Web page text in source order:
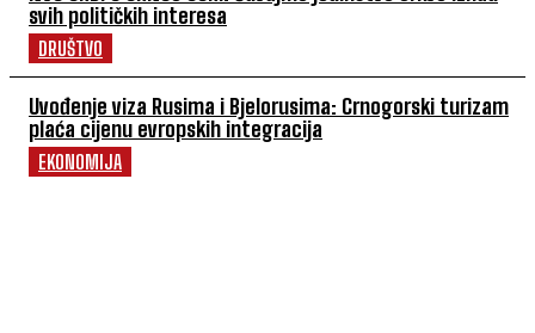
svih političkih interesa
DRUŠTVO
Uvođenje viza Rusima i Bjelorusima: Crnogorski turizam
plaća cijenu evropskih integracija
EKONOMIJA